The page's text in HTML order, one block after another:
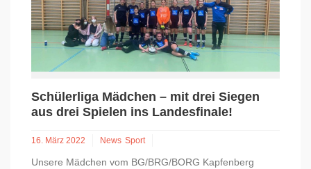
Schülerliga Mädchen – mit drei Siegen
aus drei Spielen ins Landesfinale!
16. März 2022 News Sport
Unsere Mädchen vom BG/BRG/BORG Kapfenberg